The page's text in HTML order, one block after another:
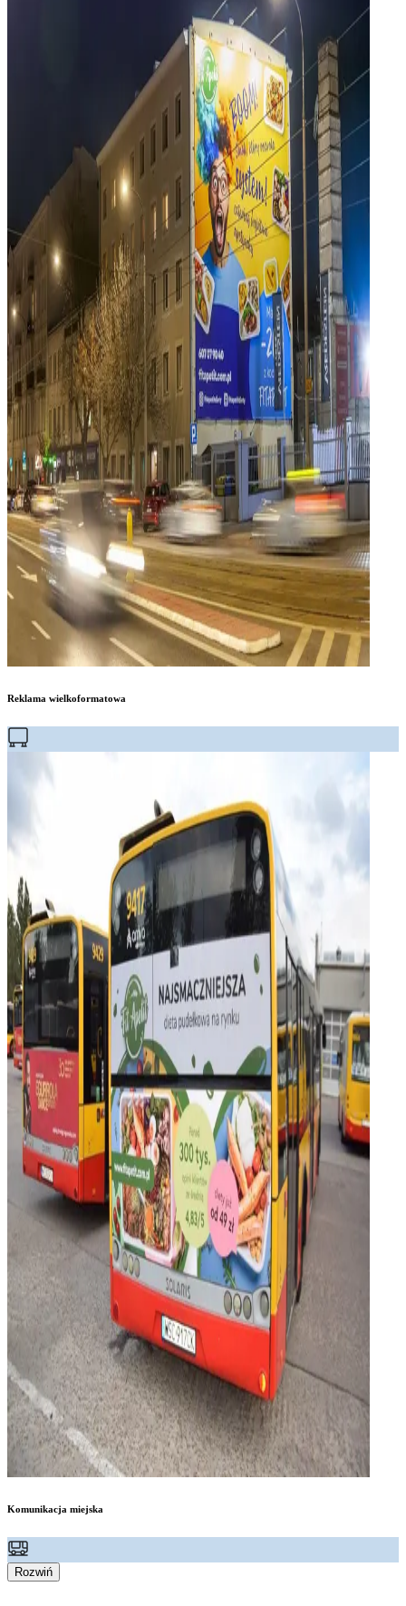
Reklama wielkoformatowa
Komunikacja miejska
Rozwiń